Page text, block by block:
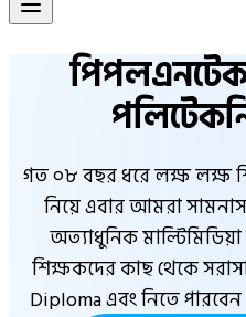
পিপলএনটেক
গত ০৮ বছর ধরে লক্ষ লক্ষ
নিয়ে এবার আমরা
অত্যাধুনিক
শিক্ষকদের কাছ থেকে
Diploma এবং নিতে পারবেন